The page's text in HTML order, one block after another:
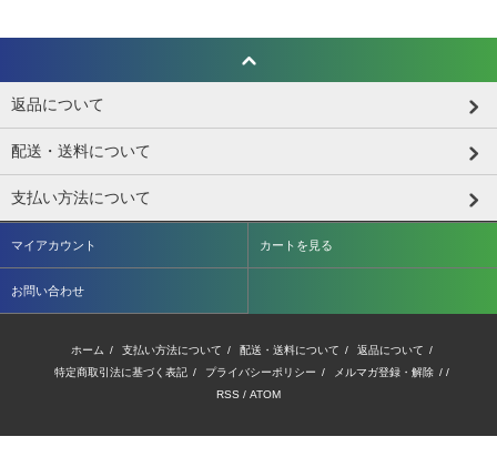
返品について
配送・送料について
支払い方法について
マイアカウント カートを見る
お問い合わせ
ホーム / 支払い方法について / 配送・送料について / 返品について /
特定商取引法に基づく表記 / プライバシーポリシー / メルマガ登録・解除 / /
RSS / ATOM